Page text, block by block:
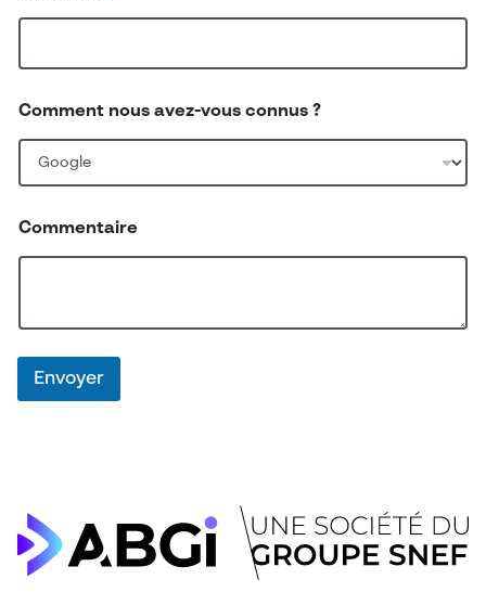
Comment nous avez-vous connus ?
Commentaire
Envoyer